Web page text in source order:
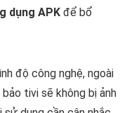
dụng APK để bổ
độ công nghệ, ngoài
tivi sẽ không bị ảnh